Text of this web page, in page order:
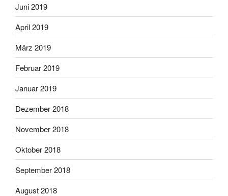
Juni 2019
April 2019
März 2019
Februar 2019
Januar 2019
Dezember 2018
November 2018
Oktober 2018
September 2018
August 2018